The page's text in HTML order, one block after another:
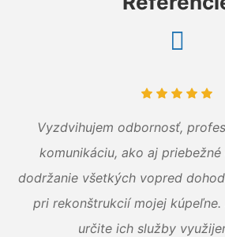
Vyzdvihujem odbornosť,
komunikáciu, ako aj
dodržanie všetkých vopred
pri rekonštrukcií mojej kúpeľne.
určite ich služby